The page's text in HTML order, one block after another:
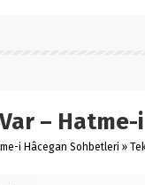
–
i Hâcegan Sohbetleri »